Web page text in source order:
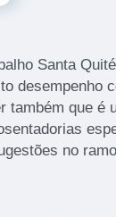
Santa
desempenho
também que é
no